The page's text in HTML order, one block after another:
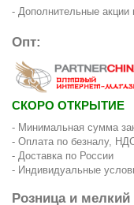
- Дополнительные
Опт:
СКОРО ОТКРЫТИЕ
- Минимальная сумма
- Оплата по безналу,
- Доставка по России
- Индивидуальные
Розница и